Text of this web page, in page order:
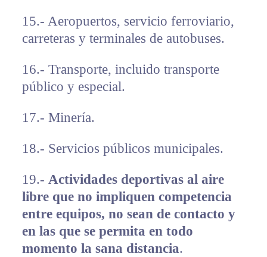
15.- Aeropuertos, servicio ferroviario,
carreteras y terminales de autobuses.
16.- Transporte, incluido transporte
público y especial.
17.- Minería.
18.- Servicios públicos municipales.
19.- Actividades deportivas al aire
libre que no impliquen competencia
entre equipos, no sean de contacto y
en las que se permita en todo
momento la sana distancia.